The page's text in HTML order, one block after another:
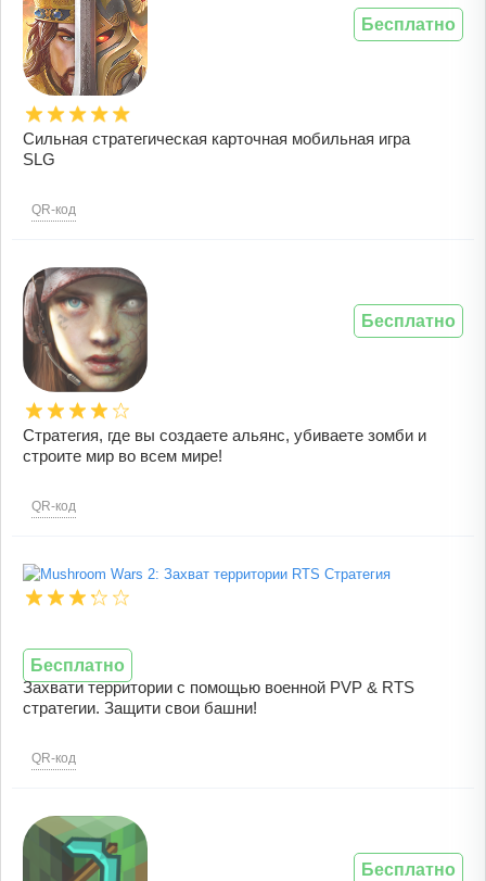
Сильная стратегическая карточная мобильная игра
SLG
QR-код
Бесплатно
Стратегия, где вы создаете альянс, убиваете зомби и
строите мир во всем мире!
QR-код
Бесплатно
Захвати территории с помощью военной PVP & RTS
стратегии. Защити свои башни!
QR-код
Бесплатно
Бесплатно